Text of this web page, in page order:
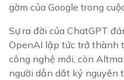
gờm của Google trong
Sự ra đời của ChatGPT
OpenAI lập tức trở thành
công nghệ mới, còn
người dẫn dắt kỷ nguyên